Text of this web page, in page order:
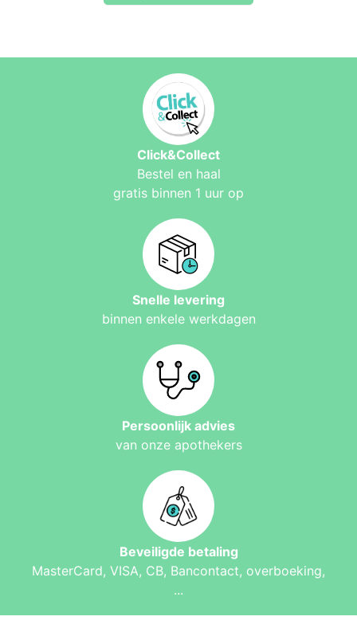
Click&Collect
Bestel en haal
gratis binnen 1 uur op
Snelle levering
binnen enkele werkdagen
Persoonlijk advies
van onze apothekers
Beveiligde betaling
MasterCard, VISA, CB, Bancontact, overboeking,
...